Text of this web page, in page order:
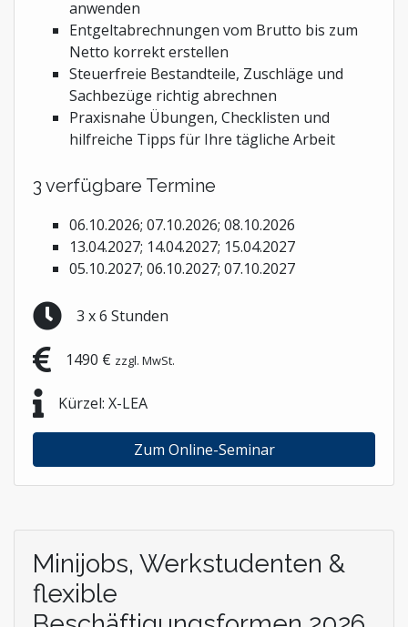
anwenden
Entgeltabrechnungen vom Brutto bis zum
Netto korrekt erstellen
Steuerfreie Bestandteile, Zuschläge und
Sachbezüge richtig abrechnen
Praxisnahe Übungen, Checklisten und
hilfreiche Tipps für Ihre tägliche Arbeit
3 verfügbare Termine
06.10.2026; 07.10.2026; 08.10.2026
13.04.2027; 14.04.2027; 15.04.2027
05.10.2027; 06.10.2027; 07.10.2027
3 x 6 Stunden
1490 € zzgl. MwSt.
Kürzel: X-LEA
Zum Online-Seminar
Minijobs, Werkstudenten &
flexible